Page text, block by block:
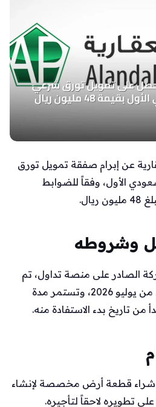
عن إبرام صفقة تمويل تورق
الأول، وفقاً للضوابط
وشروطه
الصادر على منصة تداول، تم
توقيع الاتفاقية في الثاني من يوليو 2026، وتستمر مدة
من تاريخ بدء الاستفادة منه.
شراء قطعة أرض مخصصة لإنشاء
تطويره لاحقاً لتأجيره.